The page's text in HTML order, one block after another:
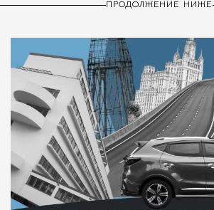
ПРОДОЛЖЕНИЕ НИЖЕ